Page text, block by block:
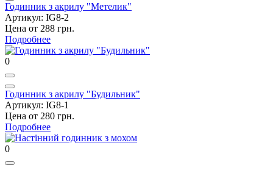
Годинник з акрилу "Метелик"
Артикул: IG8-2
Цена от 288 грн.
Подробнее
0
Годинник з акрилу "Будильник"
Артикул: IG8-1
Цена от 280 грн.
Подробнее
0